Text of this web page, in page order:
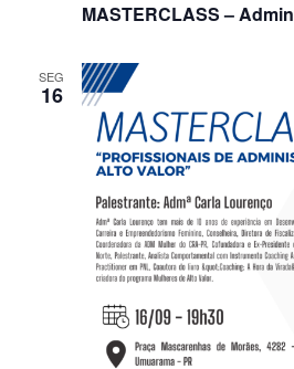
MASTERCLASS –
SEG
16